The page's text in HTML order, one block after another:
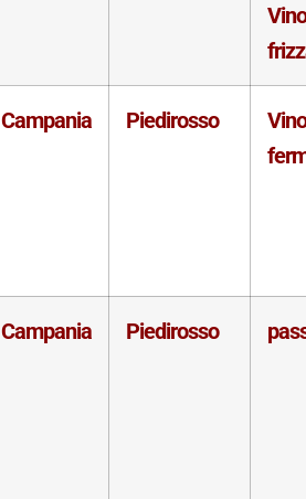
Vino
Campania Piedirosso
Vino
Campania Piedirosso